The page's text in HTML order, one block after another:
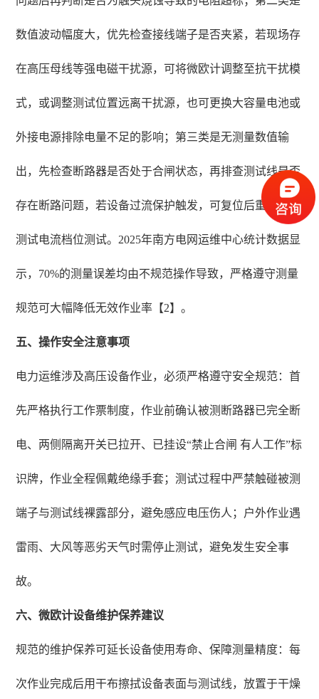
数值波动幅度大，优先检查接线端子是否夹紧，若现场存
在高压母线等强电磁干扰源，可将微欧计调整至抗干扰模
式，或调整测试位置远离干扰源，也可更换大容量电池或
外接电源排除电量不足的影响；第三类是无测量数值输
出，先检查断路器是否处于合闸状态，再排查测试线是否
存在断路问题，若设备过流保护触发，可复位后重新降低
测试电流档位测试。2025年南方电网运维中心统计数据显
示，70%的测量误差均由不规范操作导致，严格遵守测量
规范可大幅降低无效作业率【2】。
五、操作安全注意事项
电力运维涉及高压设备作业，必须严格遵守安全规范：首
先严格执行工作票制度，作业前确认被测断路器已完全断
电、两侧隔离开关已拉开、已挂设“禁止合闸 有人工作”标
识牌，作业全程佩戴绝缘手套；测试过程中严禁触碰被测
端子与测试线裸露部分，避免感应电压伤人；户外作业遇
雷雨、大风等恶劣天气时需停止测试，避免发生安全事
故。
六、微欧计设备维护保养建议
规范的维护保养可延长设备使用寿命、保障测量精度：每
次作业完成后用干布擦拭设备表面与测试线，放置于干燥